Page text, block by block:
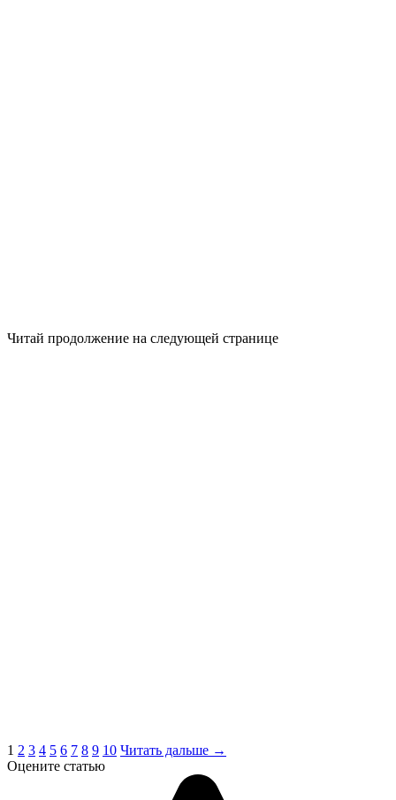
Читай продолжение на следующей странице
1 2 3 4 5 6 7 8 9 10 Читать дальше →
Оцените статью